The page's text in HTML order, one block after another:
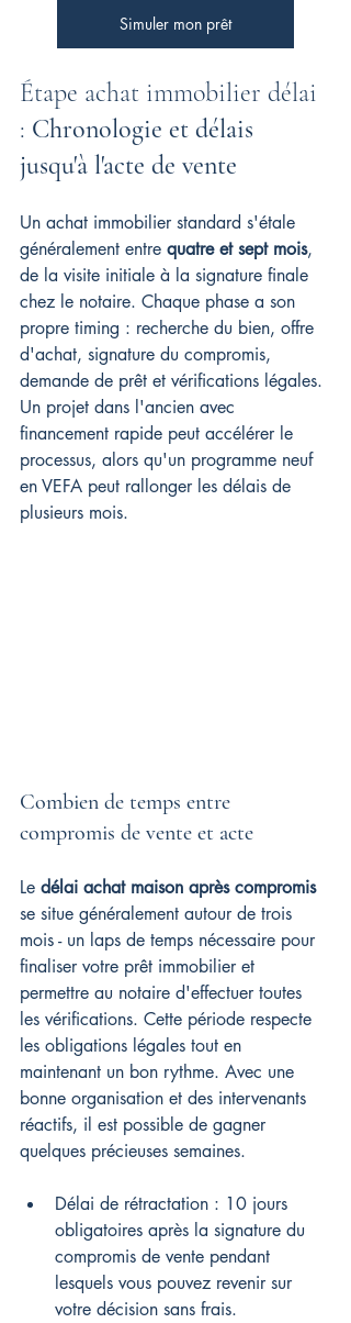
Simuler mon prêt
Étape achat immobilier délai
: Chronologie et délais
jusqu'à l'acte de vente
Un achat immobilier standard s'étale
généralement entre quatre et sept mois,
de la visite initiale à la signature finale
chez le notaire. Chaque phase a son
propre timing : recherche du bien, offre
d'achat, signature du compromis,
demande de prêt et vérifications légales.
Un projet dans l'ancien avec
financement rapide peut accélérer le
processus, alors qu'un programme neuf
en VEFA peut rallonger les délais de
plusieurs mois.
Combien de temps entre
compromis de vente et acte
Le délai achat maison après compromis
se situe généralement autour de trois
mois - un laps de temps nécessaire pour
finaliser votre prêt immobilier et
permettre au notaire d'effectuer toutes
les vérifications. Cette période respecte
les obligations légales tout en
maintenant un bon rythme. Avec une
bonne organisation et des intervenants
réactifs, il est possible de gagner
quelques précieuses semaines.
Délai de rétractation : 10 jours
obligatoires après la signature du
compromis de vente pendant
lesquels vous pouvez revenir sur
votre décision sans frais.